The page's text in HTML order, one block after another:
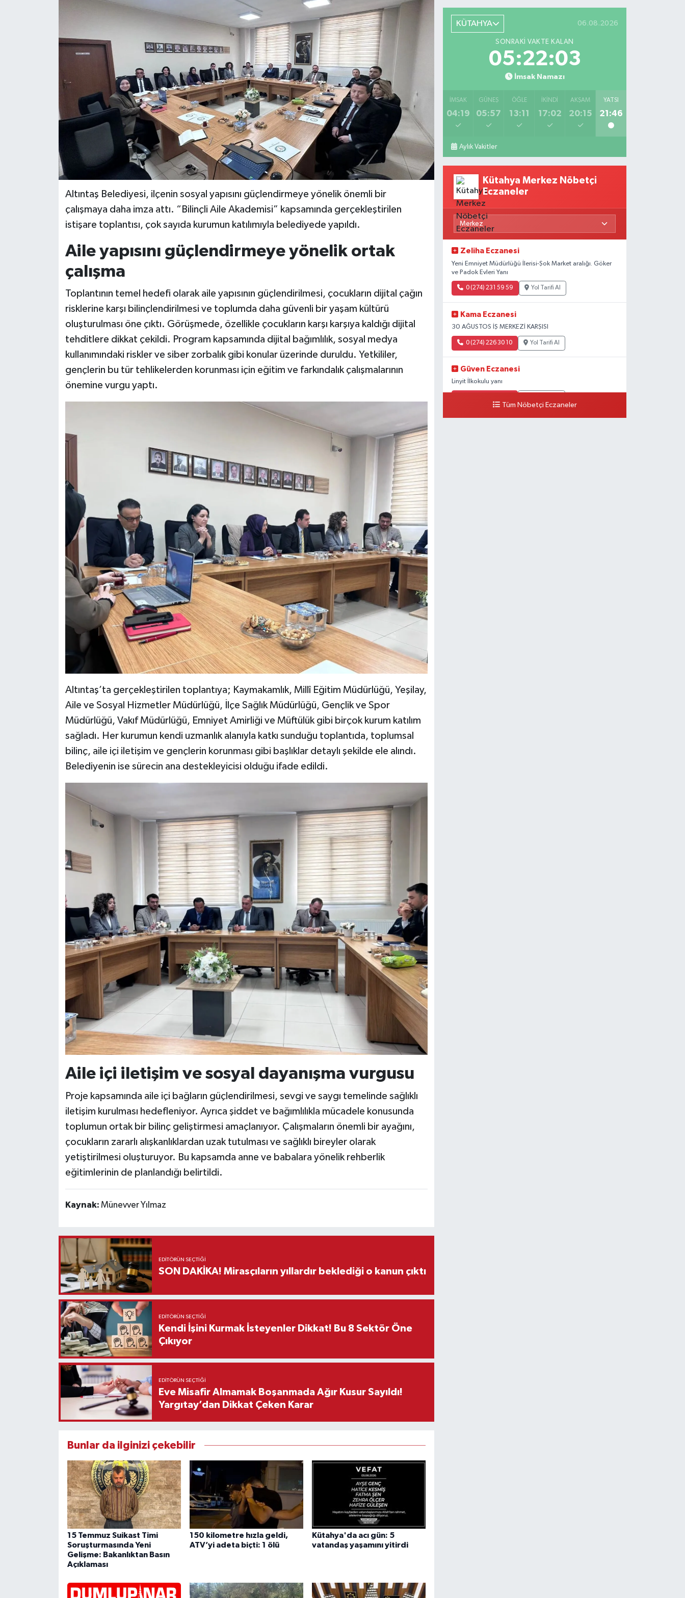
Altıntaş Belediyesi, ilçenin sosyal yapısını güçlendirmeye yönelik önemli bir
çalışmaya daha imza attı. “Bilinçli Aile Akademisi” kapsamında gerçekleştirilen
istişare toplantısı, çok sayıda kurumun katılımıyla belediyede yapıldı.
Aile yapısını güçlendirmeye yönelik ortak
çalışma
Toplantının temel hedefi olarak aile yapısının güçlendirilmesi, çocukların dijital çağın
risklerine karşı bilinçlendirilmesi ve toplumda daha güvenli bir yaşam kültürü
oluşturulması öne çıktı. Görüşmede, özellikle çocukların karşı karşıya kaldığı dijital
tehditlere dikkat çekildi. Program kapsamında dijital bağımlılık, sosyal medya
kullanımındaki riskler ve siber zorbalık gibi konular üzerinde duruldu. Yetkililer,
gençlerin bu tür tehlikelerden korunması için eğitim ve farkındalık çalışmalarının
önemine vurgu yaptı.
Altıntaş’ta gerçekleştirilen toplantıya; Kaymakamlık, Millî Eğitim Müdürlüğü, Yeşilay,
Aile ve Sosyal Hizmetler Müdürlüğü, İlçe Sağlık Müdürlüğü, Gençlik ve Spor
Müdürlüğü, Vakıf Müdürlüğü, Emniyet Amirliği ve Müftülük gibi birçok kurum katılım
sağladı. Her kurumun kendi uzmanlık alanıyla katkı sunduğu toplantıda, toplumsal
bilinç, aile içi iletişim ve gençlerin korunması gibi başlıklar detaylı şekilde ele alındı.
Belediyenin ise sürecin ana destekleyicisi olduğu ifade edildi.
Aile içi iletişim ve sosyal dayanışma vurgusu
Proje kapsamında aile içi bağların güçlendirilmesi, sevgi ve saygı temelinde sağlıklı
iletişim kurulması hedefleniyor. Ayrıca şiddet ve bağımlılıkla mücadele konusunda
toplumun ortak bir bilinç geliştirmesi amaçlanıyor. Çalışmaların önemli bir ayağını,
çocukların zararlı alışkanlıklardan uzak tutulması ve sağlıklı bireyler olarak
yetiştirilmesi oluşturuyor. Bu kapsamda anne ve babalara yönelik rehberlik
eğitimlerinin de planlandığı belirtildi.
Kaynak: Münevver Yılmaz
EDITÖRÜN SEÇTIĞI
SON DAKİKA! Mirasçıların yıllardır beklediği o kanun çıktı
EDITÖRÜN SEÇTIĞI
Kendi İşini Kurmak İsteyenler Dikkat! Bu 8 Sektör Öne
Çıkıyor
EDITÖRÜN SEÇTIĞI
Eve Misafir Almamak Boşanmada Ağır Kusur Sayıldı!
Yargıtay’dan Dikkat Çeken Karar
Bunlar da ilginizi çekebilir
15 Temmuz Suikast Timi
Soruşturmasında Yeni
Gelişme: Bakanlıktan Basın
Açıklaması
150 kilometre hızla geldi,
ATV’yi adeta biçti: 1 ölü
Kütahya'da acı gün: 5
vatandaş yaşamını yitirdi
KÜTAHYA 06.08.2026
SONRAKI VAKTE KALAN
05:22:01
İmsak Namazı
İMSAK
04:19
GÜNEŞ
05:57
ÖĞLE
13:11
İKINDI
17:02
AKŞAM
20:15
YATSI
21:46
Aylık Vakitler
Kütahya Merkez Nöbetçi
Eczaneler
Zeliha Eczanesi
Yeni Emniyet Müdürlüğü İlerisi-Şok Market aralığı. Göker
ve Padok Evleri Yanı
0 (274) 231 59 59 Yol Tarifi Al
Kama Eczanesi
30 AĞUSTOS İŞ MERKEZİ KARŞISI
0 (274) 226 30 10 Yol Tarifi Al
Güven Eczanesi
Linyit İlkokulu yanı
Tüm Nöbetçi Eczaneler
Haber İlanlar
Resmi İlanlar
Seri İlan
Teknoloji
Vefat Haberleri